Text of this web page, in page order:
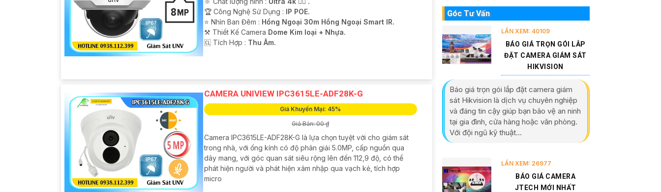
🏆 Công Nghệ Sử Dụng : IP POE.
⭐ Nhìn Ban Đêm : Hồng Ngoại 30m Hồng Ngoại Smart IR.
⚒ Thiết Kế Camera Dome Kim loại + Nhựa.
️🆑 Tích Hợp : Thu Âm.
CAMERA UNIVIEW IPC3615LE-ADF28K-G
Giá Khuyến Mại: 45%
Giá Bán: 00 ₫
Camera IPC3615LE-ADF28K-G là lựa chọn tuyệt vời cho giám sát
trong nhà, với ống kính có độ phân giải 5.0MP, cấp nguồn qua
dây mang, với góc quan sát siêu rộng lên đến 112,9 độ, có thể
phát hiện người và phát hiện xâm nhập qua vạch kẻ, tích hợp
micro
Góc Tư Vấn
LẦN XEM: 40109
BÁO GIÁ TRỌN GÓI LẮP
ĐẶT CAMERA GIÁM SÁT
HIKVISION
Báo giá trọn gói lắp đặt camera giám
sát Hikvision là dịch vụ chuyên nghiệp
và đáng tin cậy giúp bạn bảo vệ an ninh
tại gia đình, cửa hàng hoặc văn phòng.
Với đội ngũ kỹ thuật...
LẦN XEM: 26977
BÁO GIÁ CAMERA
JTECH MỚI NHẤT